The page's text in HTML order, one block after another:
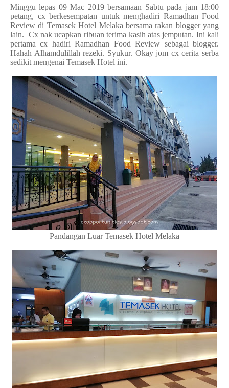
Minggu lepas 09 Mac 2019 bersamaan Sabtu pada jam 18:00
petang, cx berkesempatan untuk menghadiri Ramadhan Food
Review di Temasek Hotel Melaka bersama rakan blogger yang
lain. Cx nak ucapkan ribuan terima kasih atas jemputan. Ini kali
pertama cx hadiri Ramadhan Food Review sebagai blogger.
Hahah Alhamdulillah rezeki. Syukur. Okay jom cx cerita serba
sedikit mengenai Temasek Hotel ini.
Pandangan Luar Temasek Hotel Melaka